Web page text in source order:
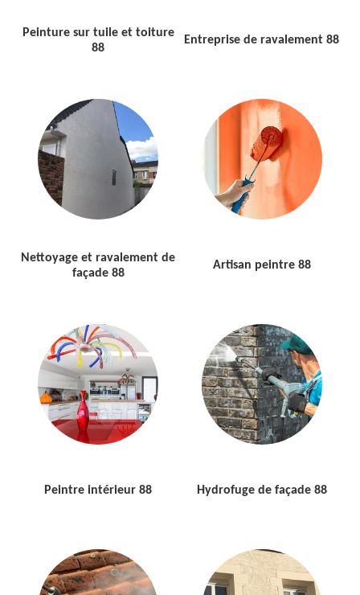
Peinture sur tuile et toiture
88
Entreprise de ravalement 88
Nettoyage et ravalement de
façade 88
Artisan peintre 88
Peintre intérieur 88 Hydrofuge de façade 88